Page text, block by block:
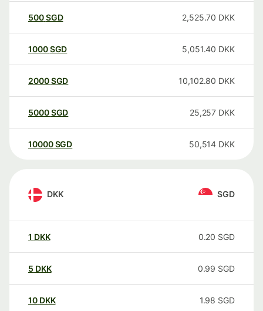
500SGD 2,525.70 DKK
1000SGD 5,051.40 DKK
2000SGD 10,102.80 DKK
5000SGD 25,257 DKK
10000 SGD 50,514 DKK
DKK SGD
1 DKK 0.20 SGD
5 DKK 0.99 SGD
10 DKK 1.98 SGD